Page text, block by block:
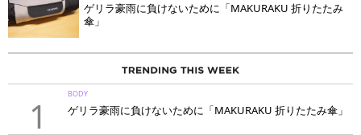
ゲリラ豪雨に負けないために「MAKURAKU 折りたたみ
傘」
1
BODY
ゲリラ豪雨に負けないために「MAKURAKU 折りたたみ傘」